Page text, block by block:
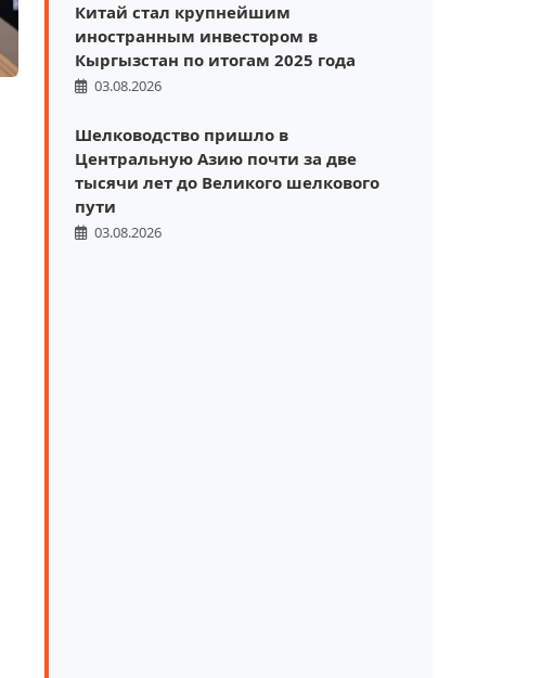
Китай стал крупнейшим
иностранным инвестором в
Кыргызстан по итогам 2025 года
03.08.2026
Шелководство пришло в
Центральную Азию почти за две
тысячи лет до Великого шелкового
пути
03.08.2026